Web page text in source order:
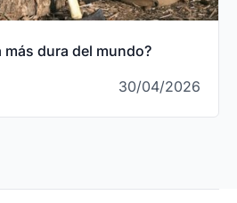
más dura del mundo?
30/04/2026